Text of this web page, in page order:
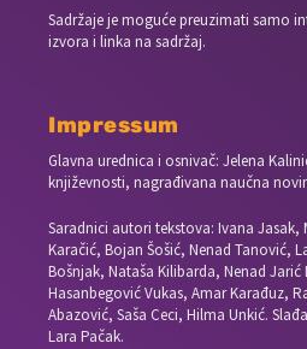
Sadržaje je moguće preuzimati samo
izvora i linka na sadržaj.
Impressum
Glavna urednica i osnivač: Jelena
književnosti, nagrađivana naučna
Saradnici autori tekstova: Ivana Jasak,
Karačić, Bojan Šošić, Nenad Tanović,
Bošnjak, Nataša Kilibarda, Nenad Jarić
Hasanbegović Vukas, Amar Karađuz,
Abazović, Saša Ceci, Hilma Unkić.
Lara Pačak.